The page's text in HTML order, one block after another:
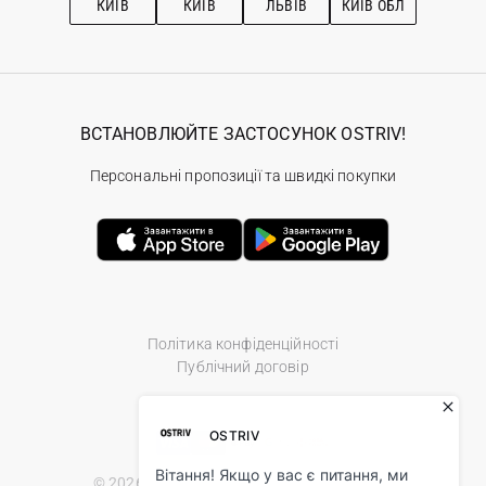
КИЇВ КИЇВ ЛЬВІВ КИЇВ ОБЛ
Політика конфіденційності
Публічний договір
ВСТАНОВЛЮЙТЕ ЗАСТОСУНОК OSTRIV!
Персональні пропозиції та швидкі покупки